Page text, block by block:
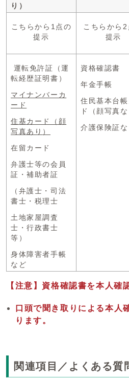
り）
こちらから1点の
提示
こちらから2
提示
運転免許証（運
転経歴証明書）
マイナンバーカ
ード
住基カード（顔
写真あり ）
在留カード
弁護士等の会員
証・補助者証
（弁護士・司法
書士・税理士
土地家屋調査
士・行政書士
等）
身体障害者手帳
など
資格確認書
年金手帳
住民基本台帳
ド（顔写真な
介護保険証な
【注意】資格確認書を本人確
口頭で聞き取りによる本人
ります。
関連項目／よくある質